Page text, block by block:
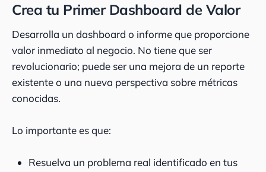
Crea tu Primer Dashboard de Valor
Desarrolla un dashboard o informe que proporcione
valor inmediato al negocio. No tiene que ser
revolucionario; puede ser una mejora de un reporte
existente o una nueva perspectiva sobre métricas
conocidas.
Lo importante es que:
Resuelva un problema real identificado en tus